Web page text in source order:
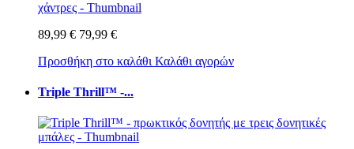
89,99 € 79,99 €
Προσθήκη στο καλάθι Καλάθι αγορών
Triple Thrill™ -...